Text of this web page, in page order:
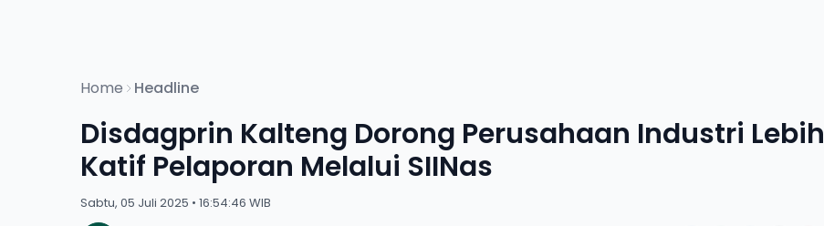
Home Headline
Disdagprin Kalteng Dorong Perusahaan Industri Lebih
Katif Pelaporan Melalui SIINas
Sabtu, 05 Juli 2025 • 16:54:46 WIB